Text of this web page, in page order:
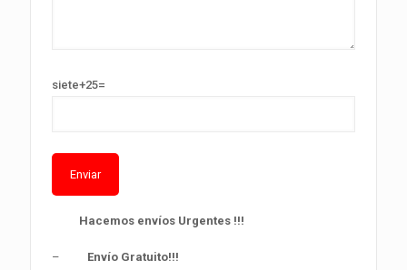
siete+25=
Alternative:
Hacemos envíos Urgentes !!!
– Envío Gratuito!!!